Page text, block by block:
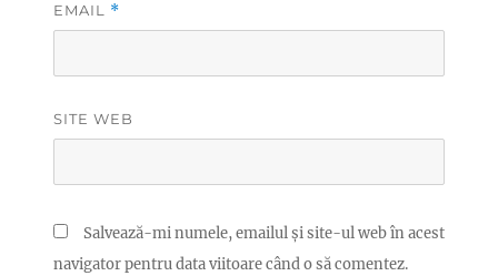
EMAIL *
SITE WEB
Salvează-mi numele, emailul și site-ul web în acest
navigator pentru data viitoare când o să comentez.